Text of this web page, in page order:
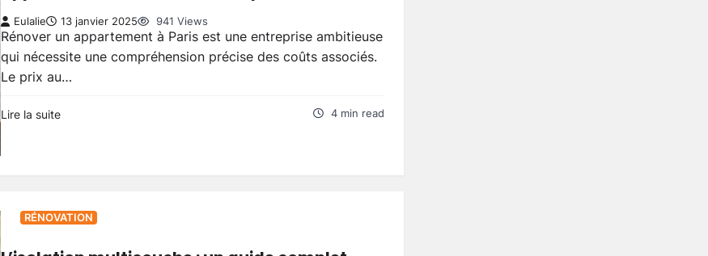
Eulalie 13 janvier 2025 941 Views
Rénover un appartement à Paris est une entreprise ambitieuse
qui nécessite une compréhension précise des coûts associés.
Le prix au…
Lire la suite 4 min read
RÉNOVATION